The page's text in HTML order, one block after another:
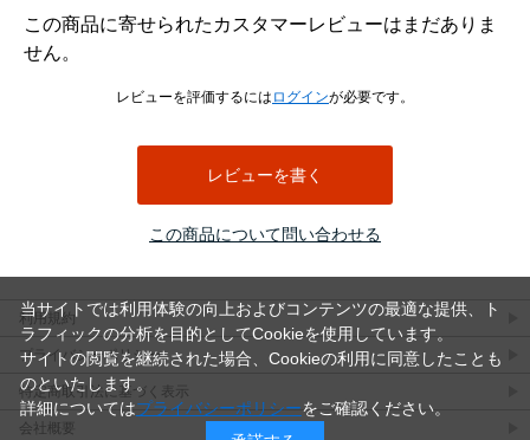
この商品について問い合わせる
この商品に寄せられたカスタマーレビューはまだありま
せん。
レビューを評価するには ログインが必要です。
レビューを書く
利用規約
プライバシーポリシー
特定商取引法に基づく表示
会社概要
当サイトでは利用体験の向上およびコンテンツの最適な提供、ト
ラフィックの分析を目的としてCookieを使用しています。
サイトの閲覧を継続された場合、Cookieの利用に同意したことも
のといたします。
詳細についてはプライバシーポリシーをご確認ください。